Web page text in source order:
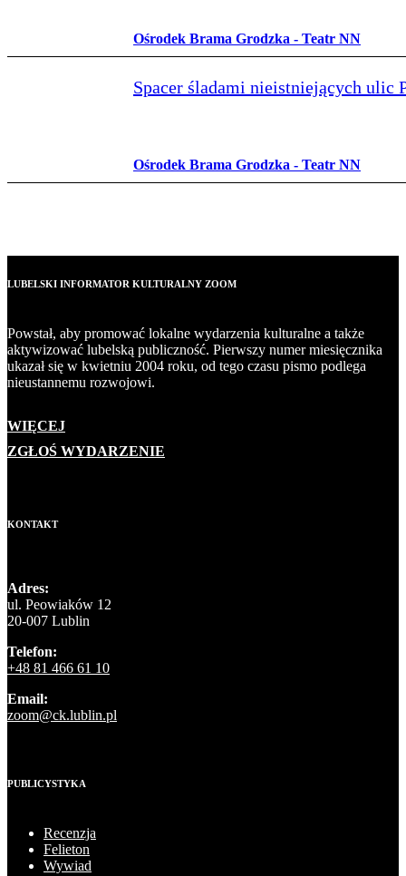
Ośrodek Brama Grodzka - Teatr NN
Spacer śladami nieistniejących ulic
Ośrodek Brama Grodzka - Teatr NN
LUBELSKI INFORMATOR KULTURALNY ZOOM
Powstał, aby promować lokalne wydarzenia kulturalne a także
aktywizować lubelską publiczność. Pierwszy numer miesięcznika
ukazał się w kwietniu 2004 roku, od tego czasu pismo podlega
nieustannemu rozwojowi.
WIĘCEJ
ZGŁOŚ WYDARZENIE
KONTAKT
Adres:
ul. Peowiaków 12
20-007 Lublin
Telefon:
+48 81 466 61 10
Email:
zoom@ck.lublin.pl
PUBLICYSTYKA
Recenzja
Felieton
Wywiad